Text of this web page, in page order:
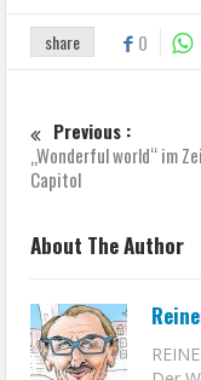
share 0
Previous :
„Wonderful world“ im
Capitol
About The Author